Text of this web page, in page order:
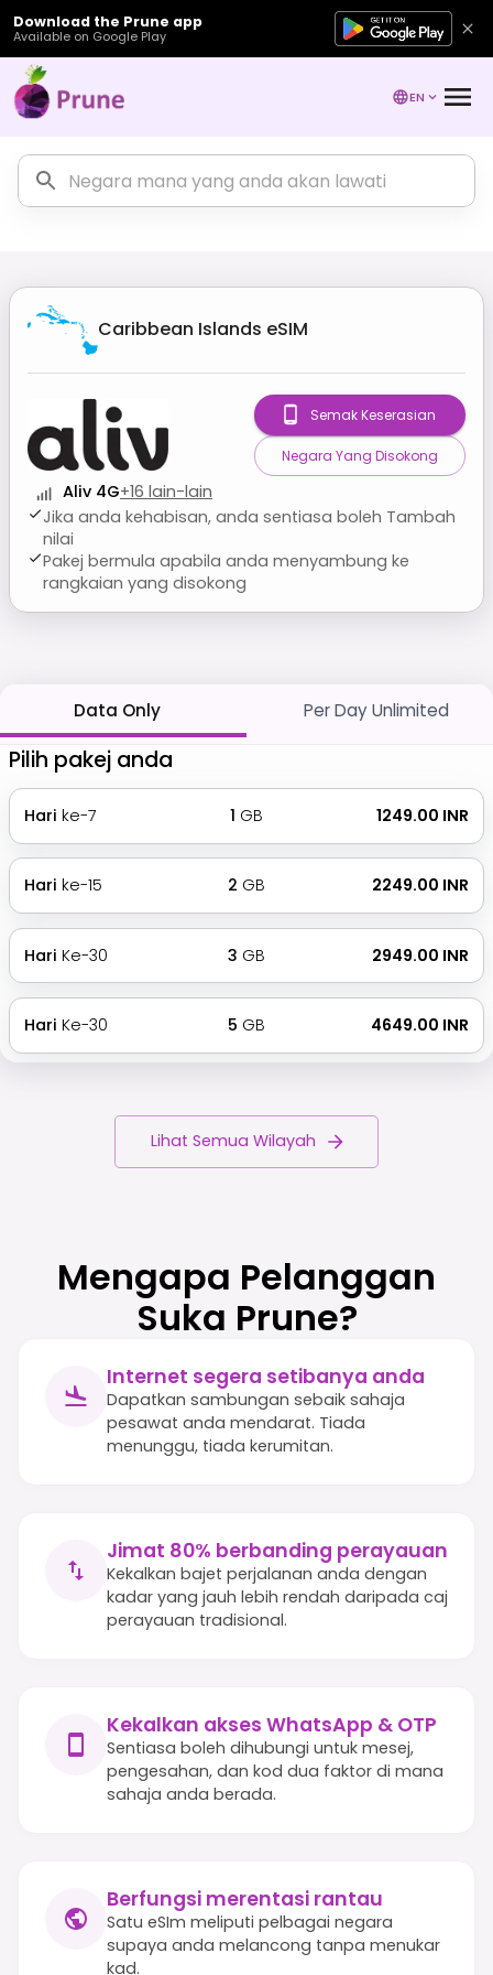
Download the Prune app
Available on Google Play
EN
Caribbean Islands eSIM
Aliv 4G+16 lain-lain
Jika anda kehabisan, anda sentiasa boleh Tambah
nilai
Pakej bermula apabila anda menyambung ke
rangkaian yang disokong
Semak Keserasian
Negara Yang Disokong
Data Only Per Day Unlimited
Pilih pakej anda
Hari ke-7 1 GB ₹ 1249.00 INR
Hari ke-15 2 GB ₹ 2249.00 INR
Hari Ke-30 3 GB ₹ 2949.00 INR
Hari Ke-30 5 GB ₹ 4649.00 INR
Lihat Semua Wilayah
Mengapa Pelanggan
Suka Prune?
Internet segera setibanya anda
Dapatkan sambungan sebaik sahaja
pesawat anda mendarat. Tiada
menunggu, tiada kerumitan.
Jimat 80% berbanding perayauan
Kekalkan bajet perjalanan anda dengan
kadar yang jauh lebih rendah daripada caj
perayauan tradisional.
Kekalkan akses WhatsApp & OTP
Sentiasa boleh dihubungi untuk mesej,
pengesahan, dan kod dua faktor di mana
sahaja anda berada.
Berfungsi merentasi rantau
Satu eSIm meliputi pelbagai negara
supaya anda melancong tanpa menukar
kad.